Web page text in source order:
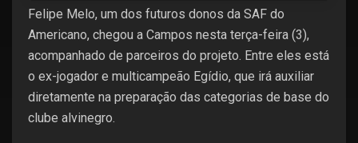
Felipe Melo, um dos futuros donos da SAF do
Americano, chegou a Campos nesta terça-feira (3),
acompanhado de parceiros do projeto. Entre eles está
o ex-jogador e multicampeão Egídio, que irá auxiliar
diretamente na preparação das categorias de base do
clube alvinegro.